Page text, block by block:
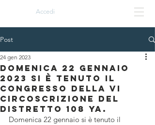
Accedi
Post
Domenica 22 gennaio
2023 si è tenuto il
congresso della VI
circoscrizione del
distretto 108 Ya.
24 gen 2023
Domenica 22 gennaio si è tenuto il